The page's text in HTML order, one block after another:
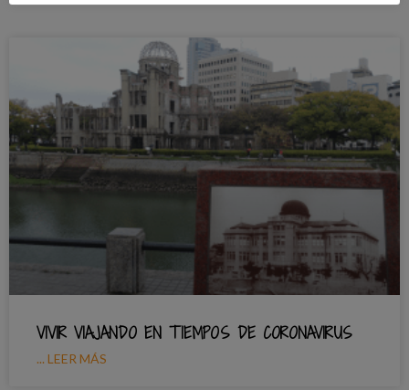
VIVIR VIAJANDO EN TIEMPOS DE CORONAVIRUS
... LEER MÁS